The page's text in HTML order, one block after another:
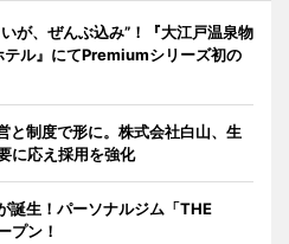
が、ぜんぶ込み”！『大江戸温泉物
ル』にてPremiumシリーズ初の
と制度で形に。株式会社白山、生
に応え採用を強化
誕生！パーソナルジム「THE
プン！